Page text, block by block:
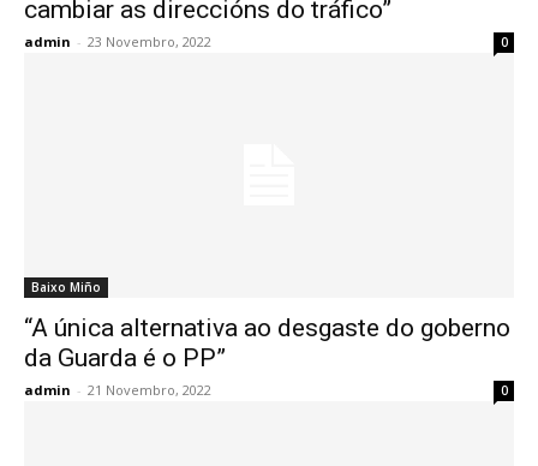
cambiar as direccións do tráfico”
admin - 23 Novembro, 2022 0
Baixo Miño
“A única alternativa ao desgaste do goberno
da Guarda é o PP”
admin - 21 Novembro, 2022 0